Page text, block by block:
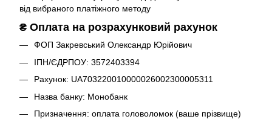
від вибраного платіжного методу
₴ Оплата на розрахунковий рахунок
ФОП Закревський Олександр Юрійович
ІПН/ЄДРПОУ: 3572403394
Рахунок: UA703220010000026002300005311
Назва банку: Монобанк
Призначення: оплата головоломок (ваше прізвище)